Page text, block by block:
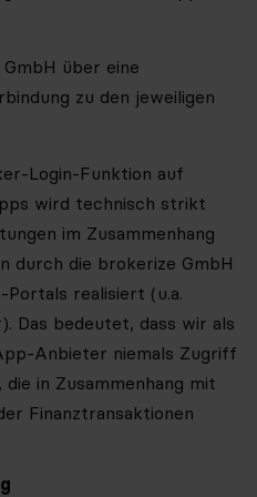
über eine
zu den jeweiligen
Login-Funktion auf
wird technisch strikt
im Zusammenhang
durch die brokerize GmbH
realisiert (u.a.
Das bedeutet, dass wir als
Anbieter niemals Zugriff
in Zusammenhang mit
Finanztransaktionen